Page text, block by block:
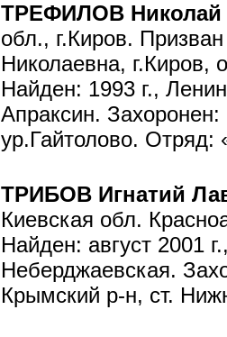
ТРЕФИЛОВ Николай
обл., г.Киров.
Николаевна, г.Киров,
Найден: 1993 г.,
Апраксин. Захоронен:
ур.Гайтолово. Отряд:
ТРИБОВ Игнатий
Киевская обл.
Найден: август 2001
Неберджаевская.
Крымский р-н, ст.